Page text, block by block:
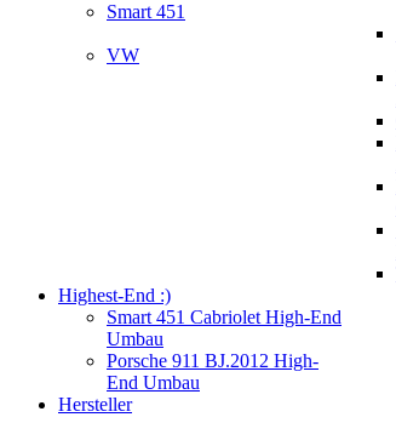
Smart 451
VW
Highest-End :)
Smart 451 Cabriolet High-End
Umbau
Porsche 911 BJ.2012 High-
End Umbau
Hersteller